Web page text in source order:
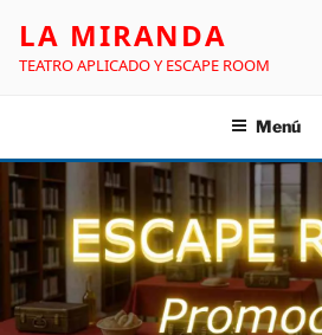
LA MIRANDA
TEATRO APLICADO Y ESCAPE ROOM
Menú